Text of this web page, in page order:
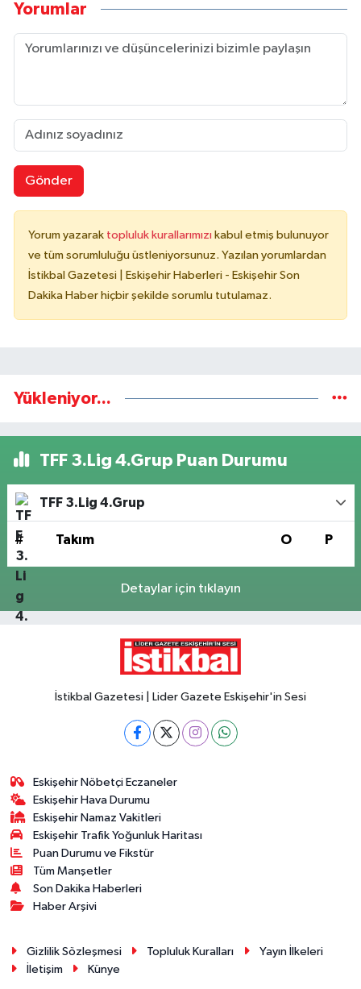
Yorumlar
Gönder
Yorum yazarak topluluk kurallarımızı kabul etmiş bulunuyor
ve tüm sorumluluğu üstleniyorsunuz. Yazılan yorumlardan
İstikbal Gazetesi | Eskişehir Haberleri - Eskişehir Son
Dakika Haber hiçbir şekilde sorumlu tutulamaz.
Yükleniyor...
TFF 3.Lig 4.Grup Puan Durumu
TFF 3.Lig 4.Grup
# Takım O P
Detaylar için tıklayın
İstikbal Gazetesi | Lider Gazete Eskişehir'in Sesi
Eskişehir Nöbetçi Eczaneler
Eskişehir Hava Durumu
Eskişehir Namaz Vakitleri
Eskişehir Trafik Yoğunluk Haritası
Puan Durumu ve Fikstür
Tüm Manşetler
Son Dakika Haberleri
Haber Arşivi
Gizlilik Sözleşmesi Topluluk Kuralları
Yayın İlkeleri
İletişim
Künye